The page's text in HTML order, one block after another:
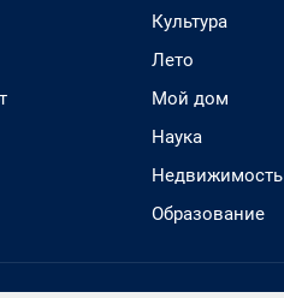
Культура
Лето
Мой дом
Наука
Недвижимость
Образование